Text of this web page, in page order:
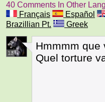
40 Comments In Other
Français
Español
Brazillian Pt.
Greek
13
Hmmmm que
Quel torture